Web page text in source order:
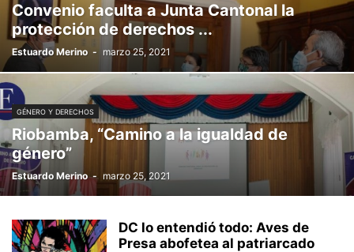
Convenio faculta a Junta Cantonal la
protección de derechos ...
Estuardo Merino - marzo 25, 2021
GÉNERO Y DERECHOS
Riobamba, “Camino a la igualdad de
género”
Estuardo Merino - marzo 25, 2021
DC lo entendió todo: Aves de
Presa abofetea al patriarcado